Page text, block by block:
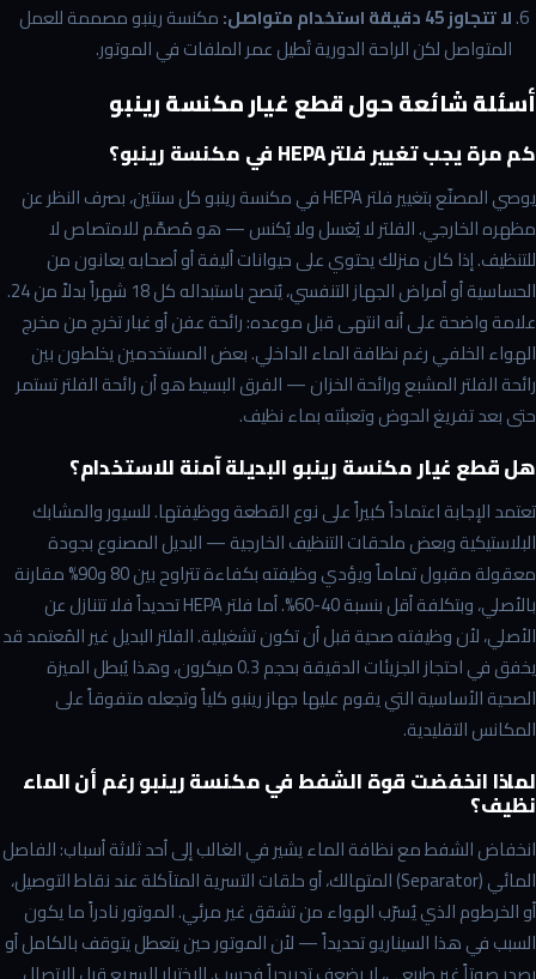
لا تتجاوز 45 دقيقة استخدام متواصل:
مكنسة رينبو مصممة للعمل
المتواصل لكن الراحة الدورية تُطيل عمر الملفات في الموتور.
أسئلة شائعة حول قطع غيار مكنسة رينبو
كم مرة يجب تغيير فلتر HEPA في مكنسة رينبو؟
يوصي المصنّع بتغيير فلتر HEPA في مكنسة رينبو كل سنتين، بصرف النظر عن
مظهره الخارجي. الفلتر لا يُغسل ولا يُكنس — هو مُصمَّم للامتصاص لا
للتنظيف. إذا كان منزلك يحتوي على حيوانات أليفة أو أصحابه يعانون من
الحساسية أو أمراض الجهاز التنفسي، يُنصح باستبداله كل 18 شهراً بدلاً من 24.
علامة واضحة على أنه انتهى قبل موعده: رائحة عفن أو غبار تخرج من مخرج
الهواء الخلفي رغم نظافة الماء الداخلي. بعض المستخدمين يخلطون بين
رائحة الفلتر المشبع ورائحة الخزان — الفرق البسيط هو أن رائحة الفلتر تستمر
حتى بعد تفريغ الحوض وتعبئته بماء نظيف.
هل قطع غيار مكنسة رينبو البديلة آمنة للاستخدام؟
تعتمد الإجابة اعتماداً كبيراً على نوع القطعة ووظيفتها. للسيور والمشابك
البلاستيكية وبعض ملحقات التنظيف الخارجية — البديل المصنوع بجودة
معقولة مقبول تماماً ويؤدي وظيفته بكفاءة تتراوح بين 80 و90% مقارنة
بالأصلي، وبتكلفة أقل بنسبة 40-60%. أما فلتر HEPA تحديداً فلا تتنازل عن
الأصلي، لأن وظيفته صحية قبل أن تكون تشغيلية. الفلتر البديل غير المُعتمد قد
يخفق في احتجاز الجزيئات الدقيقة بحجم 0.3 ميكرون، وهذا يُبطل الميزة
الصحية الأساسية التي يقوم عليها جهاز رينبو كلياً وتجعله متفوقاً على
المكانس التقليدية.
لماذا انخفضت قوة الشفط في مكنسة رينبو رغم أن الماء
نظيف؟
انخفاض الشفط مع نظافة الماء يشير في الغالب إلى أحد ثلاثة أسباب: الفاصل
المائي (Separator) المتهالك، أو حلقات التسرية المتآكلة عند نقاط التوصيل،
أو الخرطوم الذي يُسرّب الهواء من تشقق غير مرئي. الموتور نادراً ما يكون
السبب في هذا السيناريو تحديداً — لأن الموتور حين يتعطل يتوقف بالكامل أو